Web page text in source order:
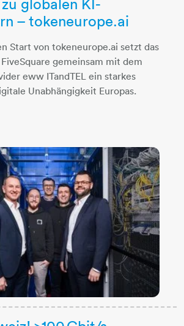
globalen KI-
– tokeneurope.ai
Start von tokeneurope.ai setzt das
gemeinsam mit dem
eww ITandTEL ein starkes
Unabhängigkeit Europas.